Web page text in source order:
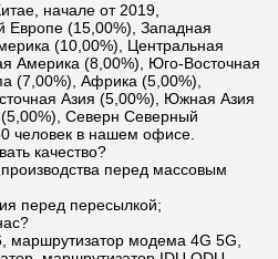
начале от 2019,
Европе (15,00%), Западная
(10,00%), Центральная
Америка (8,00%), Юго-Восточная
(7,00%), Африка (5,00%),
Азия (5,00%), Южная Азия
Северн Северный
человек в нашем офисе.
качество?
перед массовым
перед пересылкой;
маршрутизатор модема 4G 5G,